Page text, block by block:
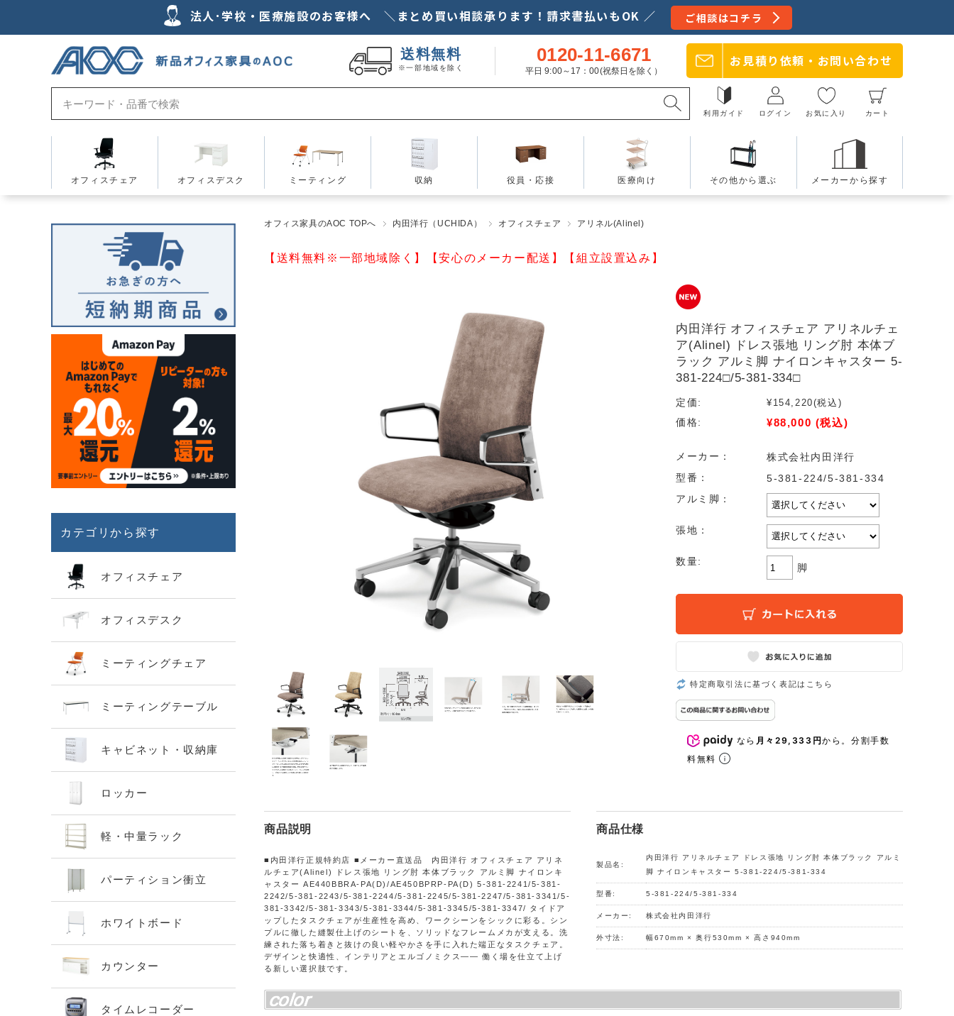
法人･学校・医療施設のお客様へ ＼まとめ買い相談承ります！請求書払いもOK ／ ご相談はコチラ
送料無料
※一部地域を除く
0120-11-6671
平日 9:00～17：00(祝祭日を除く）
お見積り依頼・ お問い合わせ
利用ガイド ログイン お気に入り カート
オフィスチェア オフィスデスク ミーティング 収納 役員・応接 医療向け その他から選ぶ メーカーから探す
オフィス家具のAOC TOPへ 内田洋行（UCHIDA） オフィスチェア アリネル(Alinel)
【送料無料※一部地域除く】【安心のメーカー配送】【組立設置込み】
内田洋行 オフィスチェア アリネルチェ
ア(Alinel) ドレス張地 リング肘 本体ブ
ラック アルミ脚 ナイロンキャスター 5-
381-224□/5-381-334□
定価: ¥154,220(税込)
価格:
¥88,000 (税込)
メーカー：
株式会社内田洋行
型番：
5-381-224/5-381-334
アルミ脚：
張地：
数量:
脚
特定商取引法に基づく表記はこちら
なら 月々29,333円から。分割手数
料無料
商品説明
■内田洋行正規特約店 ■メーカー直送品 内田洋行 オフィスチェア アリネ
ルチェア(Alinel) ドレス張地 リング肘 本体ブラック アルミ脚 ナイロンキ
ャスター AE440BBRA-PA(D)/AE450BPRP-PA(D) 5-381-2241/5-381-
2242/5-381-2243/5-381-2244/5-381-2245/5-381-2247/5-381-3341/5-
381-3342/5-381-3343/5-381-3344/5-381-3345/5-381-3347/ タイドア
ップしたタスクチェアが生産性を高め、ワークシーンをシックに彩る。シン
プルに徹した縫製仕上げのシートを、ソリッドなフレームメカが支える。洗
練された落ち着きと抜けの良い軽やかさを手に入れた端正なタスクチェア。
デザインと快適性、インテリアとエルゴノミクス―― 働く場を仕立て上げ
る新しい選択肢です。
商品仕様
製品名:
内田洋行 アリネルチェア ドレス張地 リング肘 本体ブラック アルミ
脚 ナイロンキャスター 5-381-224/5-381-334
型番: 5-381-224/5-381-334
メーカー: 株式会社内田洋行
外寸法: 幅670mm × 奥行530mm × 高さ940mm
カテゴリから探す
オフィスチェア
オフィスデスク
ミーティングチェア
ミーティングテーブル
キャビネット・収納庫
ロッカー
軽・中量ラック
パーティション衝立
ホワイトボード
カウンター
タイムレコーダー